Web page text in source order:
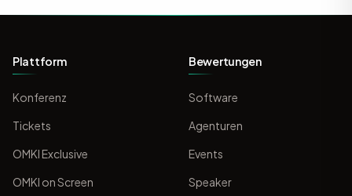
Plattform
Konferenz
Tickets
OMKI Exclusive
OMKI on Screen
Bewertungen
Software
Agenturen
Events
Speaker